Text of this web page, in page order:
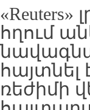
հղում
ռեժիմի